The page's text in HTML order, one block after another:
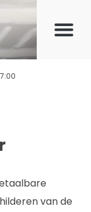
van de